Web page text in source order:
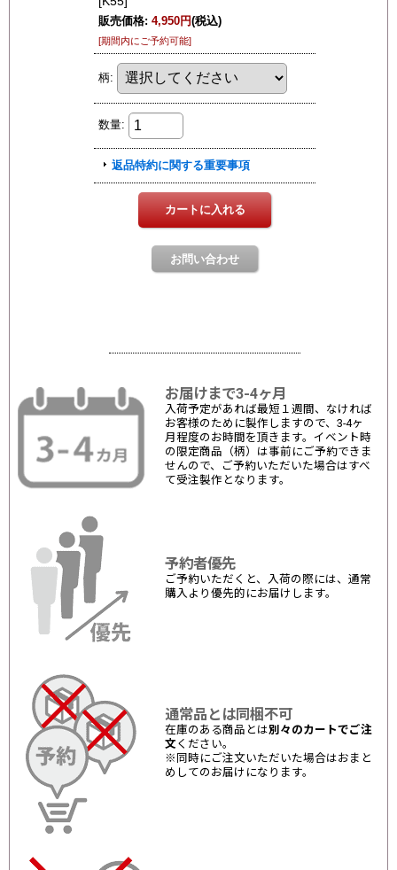
お届けまで3-4ヶ月
入荷予定があれば最短１週間、なければ
お客様のために製作しますので、3-4ヶ
月程度のお時間を頂きます。イベント時
の限定商品（柄）は事前にご予約できま
せんので、ご予約いただいた場合はすべ
て受注製作となります。
予約者優先
ご予約いただくと、入荷の際には、通常
購入より優先的にお届けします。
通常品とは同梱不可
在庫のある商品とは別々のカートでご注
文 ください。
※同時にご注文いただいた場合はおまと
めしてのお届けになります。